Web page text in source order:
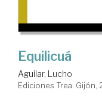
Equilicuá
Aguilar, Lucho
Ediciones Trea. Gijón,